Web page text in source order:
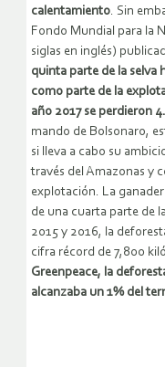
calentamiento. Sin
Fondo Mundial para la
siglas en inglés)
quinta parte de la selva
como parte de la
año 2017 se perdieron
mando de Bolsonaro,
si lleva a cabo su
través del Amazonas y
explotación. La
de una cuarta parte de
2015 y 2016, la
cifra récord de 7,800
Greenpeace, la
alcanzaba un 1% del